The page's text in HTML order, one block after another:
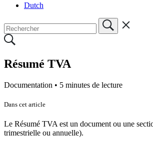
Dutch
Résumé TVA
Documentation • 5 minutes de lecture
Dans cet article
Le Résumé TVA est un document ou une
trimestrielle ou annuelle).